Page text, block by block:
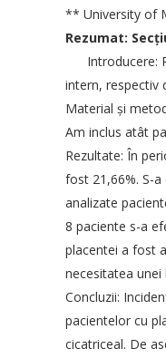
** University of
Rezumat:
Introducere:
intern, respectiv
Material şi
Am inclus atât
Rezultate: În
fost 21,66%. S-
analizate
8 paciente s-a
placentei a fost
necesitatea
Concluzii:
pacientelor cu
cicatriceal. De